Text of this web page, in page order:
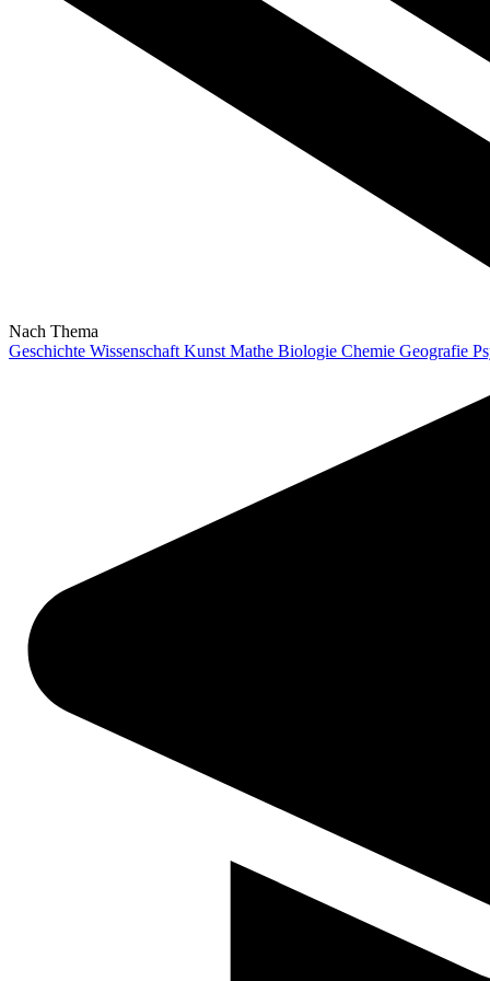
Nach Thema
Geschichte Wissenschaft Kunst Mathe Biologie Chemie Geografie